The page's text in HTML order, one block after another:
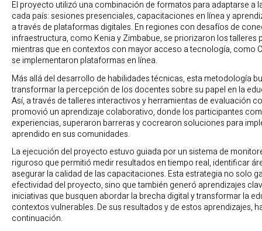
El proyecto utilizó una combinación de formatos para adaptarse a
cada país: sesiones presenciales, capacitaciones en línea y
a través de plataformas digitales. En regiones con desafíos de
infraestructura, como Kenia y Zimbabue, se priorizaron los talleres
mientras que en contextos con mayor acceso a tecnología, como
se implementaron plataformas en línea.
Más allá del desarrollo de habilidades técnicas, esta metodología
transformar la percepción de los docentes sobre su papel en la
Así, a través de talleres interactivos y herramientas de evaluación
promovió un aprendizaje colaborativo, donde los participantes
experiencias, superaron barreras y cocrearon soluciones para
aprendido en sus comunidades.
La ejecución del proyecto estuvo guiada por un sistema de
riguroso que permitió medir resultados en tiempo real, identificar
asegurar la calidad de las capacitaciones. Esta estrategia no solo
efectividad del proyecto, sino que también generó aprendizajes
iniciativas que busquen abordar la brecha digital y transformar la
contextos vulnerables. De sus resultados y de estos aprendizajes,
continuación.